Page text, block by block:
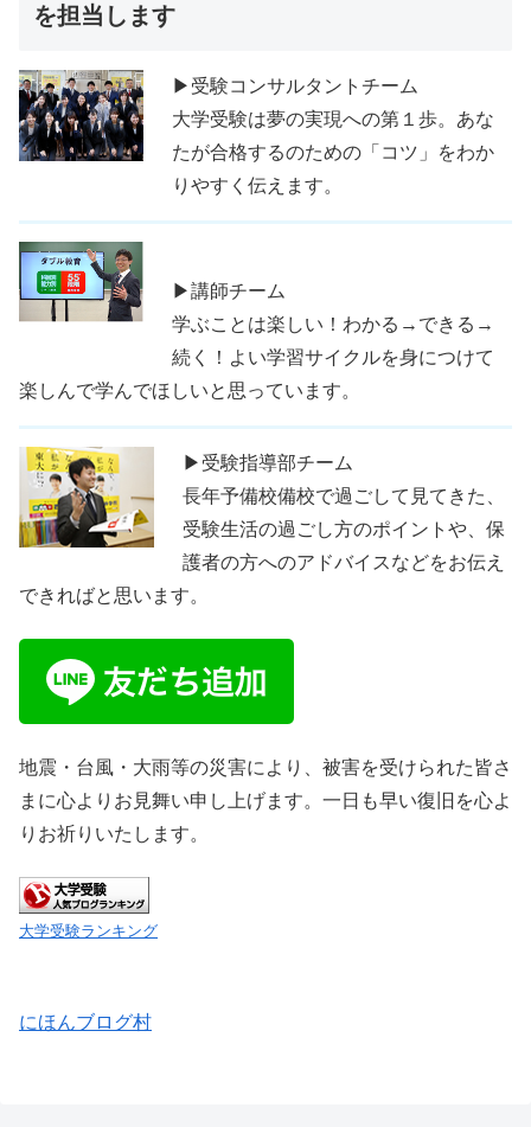
を担当します
▶受験コンサルタントチーム
大学受験は夢の実現への第１歩。あな
たが合格するのための「コツ」をわか
りやすく伝えます。
▶講師チーム
学ぶことは楽しい！わかる→できる→
続く！よい学習サイクルを身につけて
楽しんで学んでほしいと思っています。
▶受験指導部チーム
長年予備校備校で過ごして見てきた、
受験生活の過ごし方のポイントや、保
護者の方へのアドバイスなどをお伝え
できればと思います。
地震・台風・大雨等の災害により、被害を受けられた皆さ
まに心よりお見舞い申し上げます。一日も早い復旧を心よ
りお祈りいたします。
大学受験ランキング
にほんブログ村